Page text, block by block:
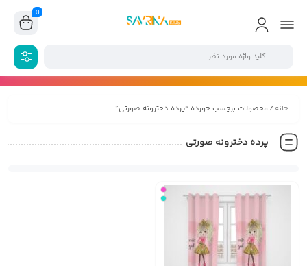
0
خانه/ محصولات برچسب خورده “پرده دخترونه صورتی”
پرده دخترونه صورتی